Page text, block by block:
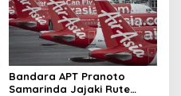
Bandara APT Pranoto
Samarinda Jajaki Rute